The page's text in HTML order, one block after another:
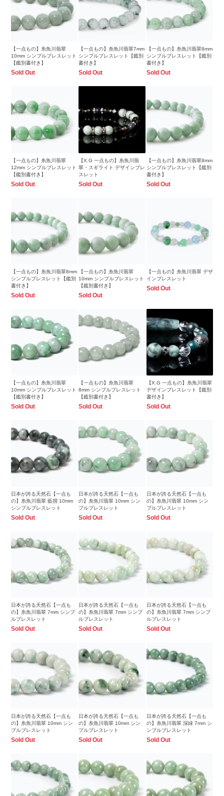
【一点もの】糸魚川翡翠
10mm シンプルブレスレット
【鑑別書付き】
Sold Out
【一点もの】糸魚川翡翠7mm
シンプルブレスレット【鑑別
書付き】
Sold Out
【一点もの】糸魚川翡翠8mm
シンプルブレスレット【鑑別
書付き】
Sold Out
【一点もの】糸魚川翡翠
12mm シンプルブレスレット
【鑑別書付き】
Sold Out
【X.G 一点もの】糸魚川翡
翠・スギライト デザインブレ
スレット
Sold Out
【一点もの】糸魚川翡翠8mm
シンプルブレスレット【鑑別
書付き】
Sold Out
【一点もの】糸魚川翡翠8mm
シンプルブレスレット【鑑別
書付き】
Sold Out
【一点もの】糸魚川翡翠
10mm シンプルブレスレット
【鑑別書付き】
Sold Out
【一点もの】糸魚川翡翠 デザ
インブレスレット
Sold Out
【一点もの】糸魚川翡翠
10mm シンプルブレスレット
【鑑別書付き】
Sold Out
【一点もの】糸魚川翡翠
8mm シンプルブレスレット
【鑑別書付き】
Sold Out
【X.G 一点もの】糸魚川翡翠
デザインブレスレット【鑑別
書付き】
Sold Out
日本が誇る天然石【一点も
の】糸魚川翡翠 藍摺 10mm
シンプルブレスレット
Sold Out
日本が誇る天然石【一点も
の】糸魚川翡翠 10mm シン
プルブレスレット
Sold Out
日本が誇る天然石【一点も
の】糸魚川翡翠 10mm シン
プルブレスレット
Sold Out
日本が誇る天然石【一点も
の】糸魚川翡翠 7mm シンプ
ルブレスレット
Sold Out
日本が誇る天然石【一点も
の】糸魚川翡翠 7mm シンプ
ルブレスレット
Sold Out
日本が誇る天然石【一点も
の】糸魚川翡翠 7mm シンプ
ルブレスレット
Sold Out
日本が誇る天然石【一点も
の】糸魚川翡翠 10mm シン
プルブレスレット
Sold Out
日本が誇る天然石【一点も
の】糸魚川翡翠 10mm シン
プルブレスレット
Sold Out
日本が誇る天然石【一点も
の】糸魚川翡翠 深緑 7mm シ
ンプルブレスレット
Sold Out